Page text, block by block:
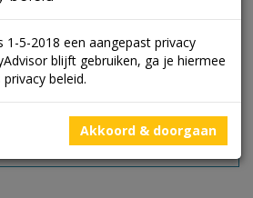
1-5-2018 een aangepast privacy
blijft gebruiken, ga je hiermee
privacy beleid.
Akkoord & doorgaan